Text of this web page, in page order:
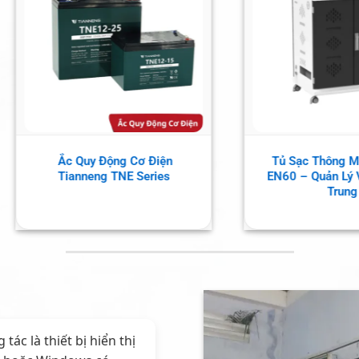
ET64 – Vision
Màn Hình Tương Tác
HIKVISION 55 Inch
tác là thiết bị hiển thị